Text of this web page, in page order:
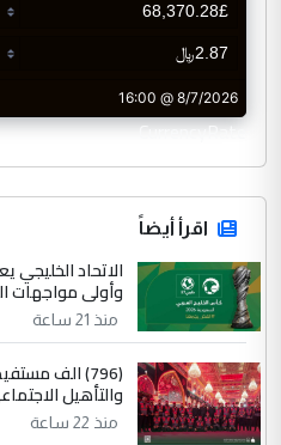
CurrencyRate
اقرأ أيضاً
وأولى مواجهات
منذ 21 ساعة
(796) الف
والتأهيل
منذ 22 ساعة